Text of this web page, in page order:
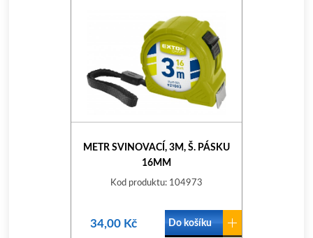
METR SVINOVACÍ, 3M, Š. PÁSKU
16MM
Kod produktu: 104973
34,00 Kč Do košíku